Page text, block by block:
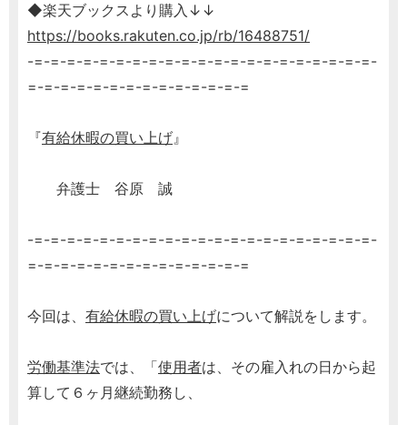
◆楽天ブックスより購入↓↓
https://books.rakuten.co.jp/rb/16488751/
-=-=-=-=-=-=-=-=-=-=-=-=-=-=-=-=-=-=-=-=-=-
=-=-=-=-=-=-=-=-=-=-=-=-=-=
『有給休暇の買い上げ』
弁護士 谷原 誠
-=-=-=-=-=-=-=-=-=-=-=-=-=-=-=-=-=-=-=-=-=-
=-=-=-=-=-=-=-=-=-=-=-=-=-=
今回は、 有給休暇の買い上げについて解説をします。
労働基準法では、「使用者は、その雇入れの日から起
算して６ヶ月継続勤務し、